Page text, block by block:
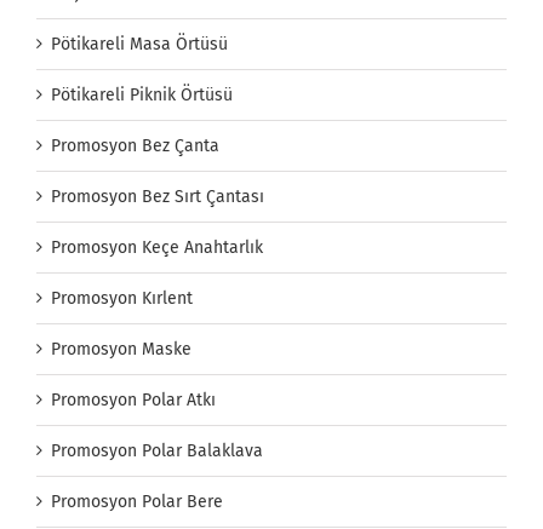
Pötikareli Masa Örtüsü
Pötikareli Piknik Örtüsü
Promosyon Bez Çanta
Promosyon Bez Sırt Çantası
Promosyon Keçe Anahtarlık
Promosyon Kırlent
Promosyon Maske
Promosyon Polar Atkı
Promosyon Polar Balaklava
Promosyon Polar Bere